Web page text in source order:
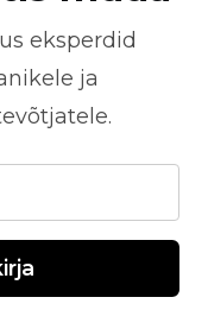
eksperdid
ja